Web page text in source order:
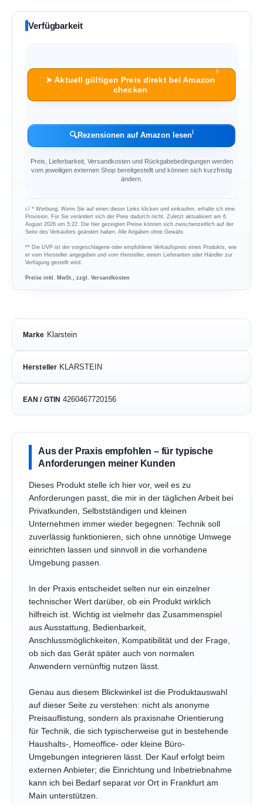
Verfügbarkeit
➤ Aktuell gültigen Preis direkt bei Amazon
checken
ℹ︎
🔍Rezensionen auf Amazon lesenℹ︎
Preis, Lieferbarkeit, Versandkosten und Rückgabebedingungen werden
vom jeweiligen externen Shop bereitgestellt und können sich kurzfristig
ändern.
ℹ︎ / * Werbung: Wenn Sie auf einen dieser Links klicken und einkaufen, erhalte ich eine
Provision. Für Sie verändert sich der Preis dadurch nicht. Zuletzt aktualisiert am 6.
August 2026 um 5:22. Die hier gezeigten Preise können sich zwischenzeitlich auf der
Seite des Verkäufers geändert haben. Alle Angaben ohne Gewähr.
** Die UVP ist der vorgeschlagene oder empfohlene Verkaufspreis eines Produkts, wie
er vom Hersteller angegeben und vom Hersteller, einem Lieferanten oder Händler zur
Verfügung gestellt wird.
Preise inkl. MwSt., zzgl. Versandkosten
Marke Klarstein
Hersteller KLARSTEIN
EAN / GTIN 4260467720156
Aus der Praxis empfohlen – für typische
Anforderungen meiner Kunden
Dieses Produkt stelle ich hier vor, weil es zu
Anforderungen passt, die mir in der täglichen Arbeit bei
Privatkunden, Selbstständigen und kleinen
Unternehmen immer wieder begegnen: Technik soll
zuverlässig funktionieren, sich ohne unnötige Umwege
einrichten lassen und sinnvoll in die vorhandene
Umgebung passen.
In der Praxis entscheidet selten nur ein einzelner
technischer Wert darüber, ob ein Produkt wirklich
hilfreich ist. Wichtig ist vielmehr das Zusammenspiel
aus Ausstattung, Bedienbarkeit,
Anschlussmöglichkeiten, Kompatibilität und der Frage,
ob sich das Gerät später auch von normalen
Anwendern vernünftig nutzen lässt.
Genau aus diesem Blickwinkel ist die Produktauswahl
auf dieser Seite zu verstehen: nicht als anonyme
Preisauflistung, sondern als praxisnahe Orientierung
für Technik, die sich typischerweise gut in bestehende
Haushalts-, Homeoffice- oder kleine Büro-
Umgebungen integrieren lässt. Der Kauf erfolgt beim
externen Anbieter; die Einrichtung und Inbetriebnahme
kann ich bei Bedarf separat vor Ort in Frankfurt am
Main unterstützen.